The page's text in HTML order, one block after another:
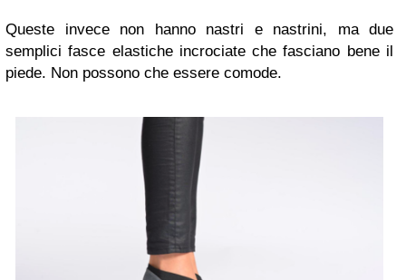
Queste invece non hanno nastri e nastrini, ma due
semplici fasce elastiche incrociate che fasciano bene il
piede. Non possono che essere comode.